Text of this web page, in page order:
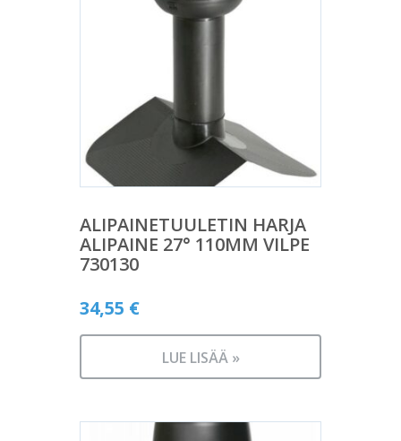
ALIPAINETUULETIN HARJA
ALIPAINE 27° 110MM VILPE
730130
34,55 €
LUE LISÄÄ »